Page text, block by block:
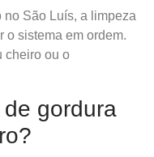
São Luís, a limpeza
o sistema em ordem.
cheiro ou o
gordura